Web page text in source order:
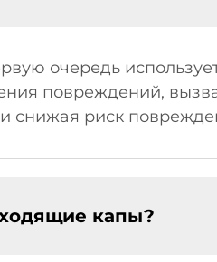
очередь
повреждений,
снижая риск
капы?